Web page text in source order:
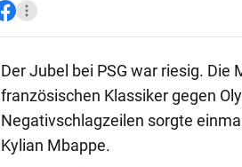
Der Jubel bei PSG war riesig.
französischen Klassiker gegen
Negativschlagzeilen sorgte
Kylian Mbappe.